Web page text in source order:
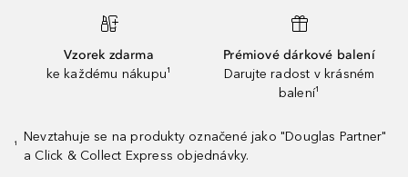
Vzorek zdarma
ke každému nákupu¹
Prémiové dárkové balení
Darujte radost v krásném
balení¹
¹
Nevztahuje se na produkty označené jako "Douglas Partner"
a Click & Collect Express objednávky.